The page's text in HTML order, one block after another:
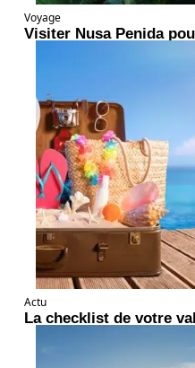
Voyage
Visiter Nusa Penida
Actu
La checklist de votre